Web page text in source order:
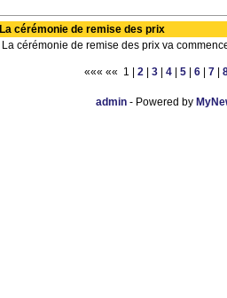
La cérémonie de remise des prix
La cérémonie de remise des prix va
««« «« 1 | 2| 3| 4| 5| 6| 7|
admin- Powered by